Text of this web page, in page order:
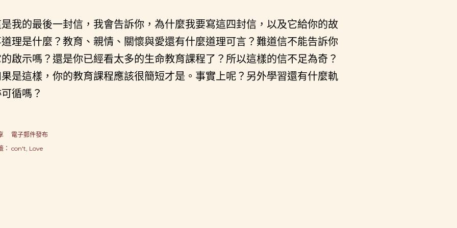
我的最後一封信，我會告訴你，為什麼我要寫這四封信，以及它給你的故
理是什麼？教育、親情、關懷與愛還有什麼道理可言？難道信不能告訴你
啟示嗎？還是你已經看太多的生命教育課程了？所以這樣的信不足為奇？
是這樣，你的教育課程應該很簡短才是。事實上呢？另外學習還有什麼軌
循嗎？
電子郵件發布
： con't Love